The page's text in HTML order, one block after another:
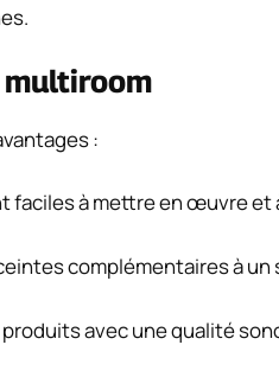
multiroom
:
faciles à mettre en œuvre et
complémentaires à
avec une qualité